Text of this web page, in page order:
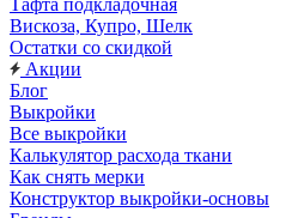
Тафта подкладочная
Вискоза, Купро, Шелк
Остатки со скидкой
Акции
Блог
Выкройки
Все выкройки
Калькулятор расхода ткани
Как снять мерки
Конструктор выкройки-основы